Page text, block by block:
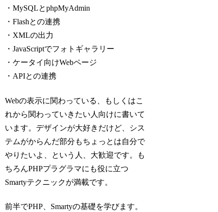
・MySQLとphpMyAdmin
・Flashとの連携
・XMLの出力
・JavaScriptでフォトギャラリー
・ケータイ向けWebページ
・APIとの連携
Webの表示に関わっている、もしくはこ
れから関わっていきたい人向けに書いて
います。デザインが大好きだけど、シス
テムがからんだ部分もちょっとは自分で
やりたいよ、という人、大歓迎です。も
ちろんPHPプラグラマにも役に立つ
Smartyテクニックが満載です。
前半でPHP、Smartyの基礎を学びます。